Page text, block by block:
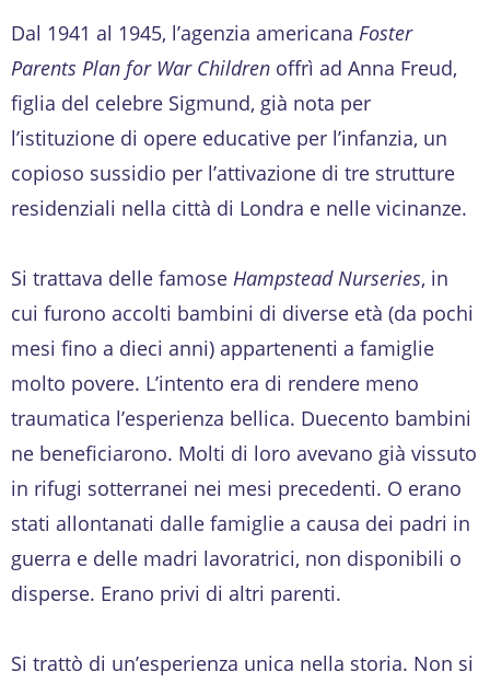
Dal 1941 al 1945, l’agenzia americana Foster
Parents Plan for War Children offrì ad Anna Freud,
figlia del celebre Sigmund, già nota per
l’istituzione di opere educative per l’infanzia, un
copioso sussidio per l’attivazione di tre strutture
residenziali nella città di Londra e nelle vicinanze.
Si trattava delle famose Hampstead Nurseries, in
cui furono accolti bambini di diverse età (da pochi
mesi fino a dieci anni) appartenenti a famiglie
molto povere. L’intento era di rendere meno
traumatica l’esperienza bellica. Duecento bambini
ne beneficiarono. Molti di loro avevano già vissuto
in rifugi sotterranei nei mesi precedenti. O erano
stati allontanati dalle famiglie a causa dei padri in
guerra e delle madri lavoratrici, non disponibili o
disperse. Erano privi di altri parenti.
Si trattò di un’esperienza unica nella storia. Non si